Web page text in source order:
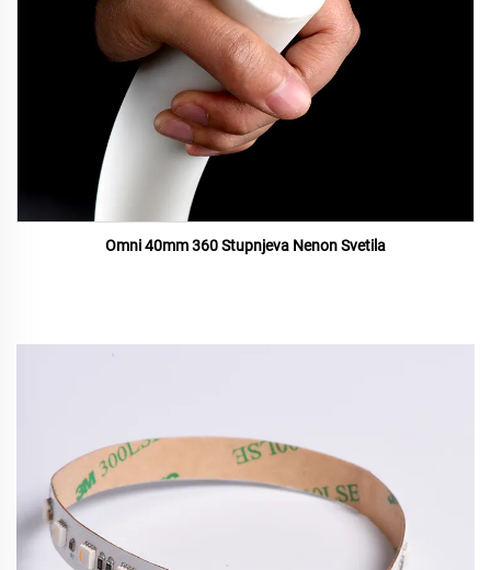
Omni 40mm 360 Stupnjeva Nenon Svetila